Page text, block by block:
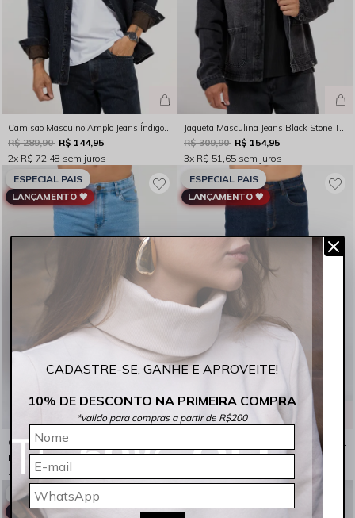
Camisão Mascuino Amplo Jeans Índigo Escuro Rocksham - 261059 - 5006
R$ 289,90 R$ 144,95
2x R$ 72,48 sem juros
Jaqueta Masculina Jeans Black Stone Tradicional Rocksham - 261053
R$ 309,90 R$ 154,95
3x R$ 51,65 sem juros
LANÇAMENTO 🖤
ESPECIAL PAIS
R$ 249,90
4x R$ 62,48sem juros
LANÇAMENTO 🖤
ESPECIAL PAIS
Calça Masculina Super Skinny Jeans Recorte Bolsos Traseiros Índigo Escuro Rocksham - 261055 - 5006
R$ 259,90
LANÇAMENTO 🖤
ESPECIAL PAIS
LANÇAMENTO 🖤
CADASTRE-SE, GANHE E APROVEITE!
10% DE DESCONTO NA PRIMEIRA COMPRA
*valido para compras a partir de R$200